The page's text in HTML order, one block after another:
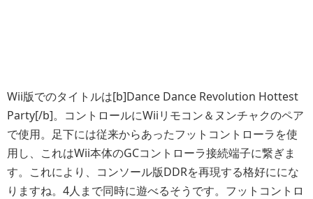
Wii版でのタイトルは[b]Dance Dance Revolution Hottest
Party[/b]。コントロールにWiiリモコン＆ヌンチャクのペア
で使用。足下には従来からあったフットコントローラを使
用し、これはWii本体のGCコントローラ接続端子に繋ぎま
す。これにより、コンソール版DDRを再現する格好ににな
りますね。4人まで同時に遊べるそうです。フットコントロ